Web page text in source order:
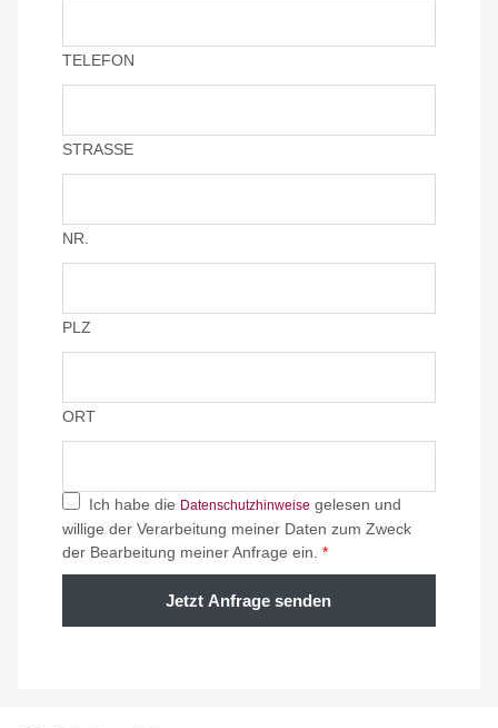
TELEFON
STRASSE
NR.
PLZ
ORT
Ich habe die Datenschutzhinweise gelesen und
willige der Verarbeitung meiner Daten zum Zweck
der Bearbeitung meiner Anfrage ein. *
Jetzt Anfrage senden